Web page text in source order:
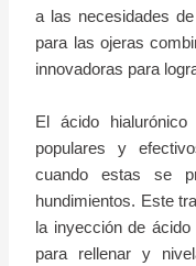
a las necesidades
para las ojeras
innovadoras para
El ácido
populares y
cuando estas se
hundimientos. Este
la inyección de
para rellenar y